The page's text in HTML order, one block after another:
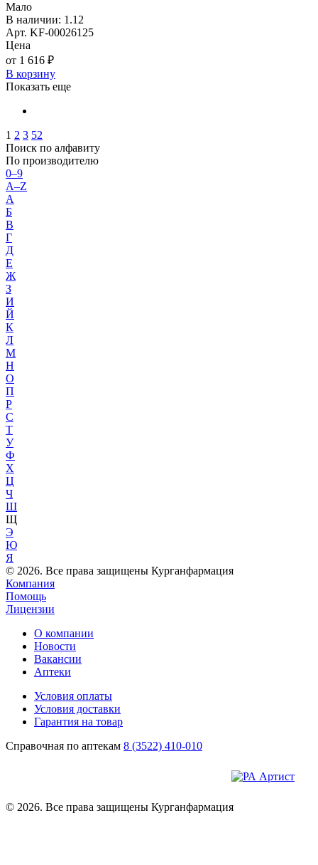
Мало
В наличии: 1.12
Арт. KF-00026125
Цена
от 1 616 ₽
В корзину
Показать еще
1 2 3 52
Поиск по алфавиту
По производителю
0–9
A–Z
А
Б
В
Г
Д
Е
Ж
З
И
Й
К
Л
М
Н
О
П
Р
С
Т
У
Ф
Х
Ц
Ч
Ш
Щ
Э
Ю
Я
© 2026. Все права защищены Курганфармация
Компания
Помощь
Лицензии
О компании
Новости
Вакансии
Аптеки
Условия оплаты
Условия доставки
Гарантия на товар
Справочная по аптекам 8 (3522) 410-010
© 2026. Все права защищены Курганфармация